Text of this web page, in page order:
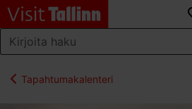
Tapahtumakalenteri